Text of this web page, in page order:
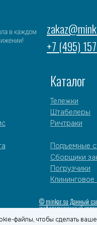
файлы, чтобы сделать ваше